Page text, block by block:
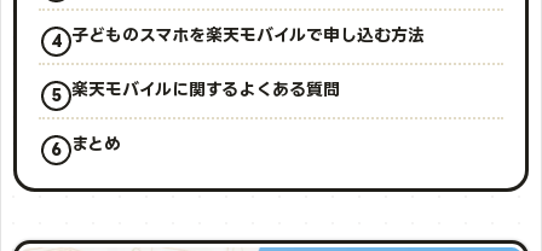
子どものスマホを楽天モバイルで申し込む方法
楽天モバイルに関するよくある質問
まとめ